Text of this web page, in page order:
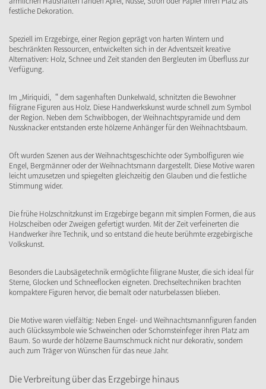
festliche Dekoration.
Speziell im Erzgebirge, einer Region geprägt von harten Wintern und
beschränkten Ressourcen, entwickelten sich in der Adventszeit kreative
Alternativen: Holz, Schnee und Zeit standen den Bergleuten im Überfluss zur
Verfügung.
Im „Miriquidi,“ dem sagenhaften Dunkelwald, schnitzten die Bewohner
filigrane Figuren aus Holz. Diese Handwerkskunst wurde schnell zum Symbol
der Region. Neben dem Schwibbogen, der Weihnachtspyramide und dem
Nussknacker entstanden erste hölzerne Anhänger für den Weihnachtsbaum.
Oft wurden Szenen aus der Weihnachtsgeschichte oder Symbolfiguren wie
Engel, Bergmänner oder der Weihnachtsmann dargestellt. Diese Motive waren
leicht umzusetzen und spiegelten gleichzeitig den Glauben und die festliche
Stimmung wider.
Die frühe Holzschnitzkunst im Erzgebirge begann mit simplen Formen, die aus
Holzscheiben oder Zweigen gefertigt wurden. Mit der Zeit verfeinerten die
Handwerker ihre Technik, und so entstand die heute berühmte erzgebirgische
Volkskunst.
Besonders die Laubsägetechnik ermöglichte filigrane Muster, die sich ideal für
Sterne, Glocken und Schneeflocken eigneten. Drechseltechniken brachten
kompaktere Figuren hervor, die bemalt oder naturbelassen blieben.
Die Motive waren vielfältig: Neben Engel- und Weihnachtsmannfiguren fanden
auch Glückssymbole wie Schweinchen oder Schornsteinfeger ihren Platz am
Baum. So wurde der hölzerne Baumschmuck nicht nur dekorativ, sondern
auch zum Träger von Wünschen für das neue Jahr.
Die Verbreitung über das Erzgebirge hinaus